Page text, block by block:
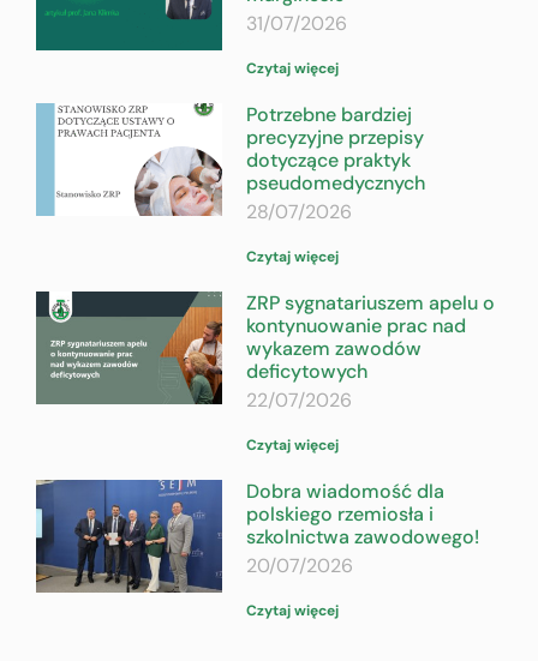
31/07/2026
Czytaj więcej
Potrzebne bardziej
precyzyjne przepisy
dotyczące praktyk
pseudomedycznych
28/07/2026
Czytaj więcej
ZRP sygnatariuszem apelu o
kontynuowanie prac nad
wykazem zawodów
deficytowych
22/07/2026
Czytaj więcej
Dobra wiadomość dla
polskiego rzemiosła i
szkolnictwa zawodowego!
20/07/2026
Czytaj więcej